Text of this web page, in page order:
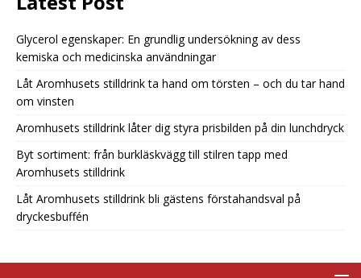
Glycerol egenskaper: En grundlig undersökning av dess
kemiska och medicinska användningar
Låt Aromhusets stilldrink ta hand om törsten – och du tar hand
om vinsten
Aromhusets stilldrink låter dig styra prisbilden på din lunchdryck
Byt sortiment: från burkläskvägg till stilren tapp med
Aromhusets stilldrink
Låt Aromhusets stilldrink bli gästens förstahandsval på
dryckesbuffén